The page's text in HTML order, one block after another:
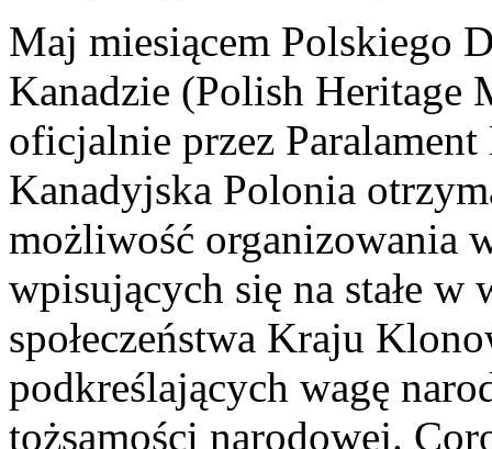
Maj miesiącem Polskiego
Kanadzie (Polish Heritage
oficjalnie przez
Kanadyjska Polonia
możliwość organizowania
wpisujących się na stałe
społeczeństwa Kraju
podkreślających wagę
tożsamości narodowej.